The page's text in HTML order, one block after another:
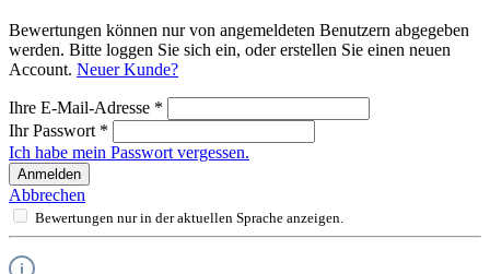
Bewertungen können nur von angemeldeten Benutzern abgegeben
werden. Bitte loggen Sie sich ein, oder erstellen Sie einen neuen
Account. Neuer Kunde?
Ihre E-Mail-Adresse *
Ihr Passwort *
Ich habe mein Passwort vergessen.
Anmelden
Abbrechen
Bewertungen nur in der aktuellen Sprache anzeigen.